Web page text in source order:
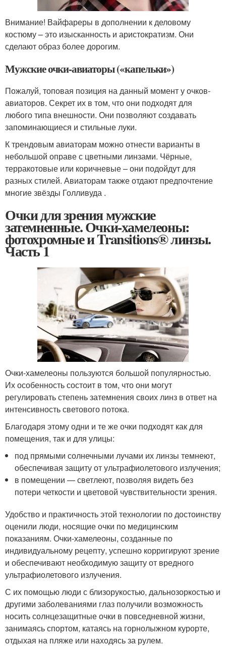
Внимание! Вайфареры в дополнении к деловому
костюму – это изысканность и аристократизм. Они
сделают образ более дорогим.
Мужские очки-авиаторы («капельки»)
Пожалуй, топовая позиция на данный момент у очков-
авиаторов. Секрет их в том, что они подходят для
любого типа внешности. Они позволяют создавать
запоминающиеся и стильные луки.
К трендовым авиаторам можно отнести варианты в
небольшой оправе с цветными линзами. Чёрные,
терракотовые или коричневые – они подойдут для
разных стилей. Авиаторам также отдают предпочтение
многие звёзды Голливуда .
Очки для зрения мужские
затемненные. Очки-хамелеоны:
фотохромные и Transitions® линзы.
Часть 1
Очки-хамелеоны пользуются большой популярностью.
Их особенность состоит в том, что они могут
регулировать степень затемнения своих линз в ответ на
интенсивность светового потока.
Благодаря этому одни и те же очки подходят как для
помещения, так и для улицы:
под прямыми солнечными лучами их линзы темнеют,
обеспечивая защиту от ультрафиолетового излучения;
в помещении — светлеют, позволяя видеть без
потери четкости и цветовой чувствительности зрения.
Удобство и практичность этой технологии по достоинству
оценили люди, носящие очки по медицинским
показаниям. Очки-хамелеоны, созданные по
индивидуальному рецепту, успешно корригируют зрение
и обеспечивают необходимую защиту от вредного
ультрафиолетового излучения.
С их помощью люди с близорукостью, дальнозоркостью и
другими заболеваниями глаз получили возможность
носить солнцезащитные очки в повседневной жизни,
занимаясь спортом, катаясь на горнолыжном курорте,
отдыхая на пляже или находясь за рулем.